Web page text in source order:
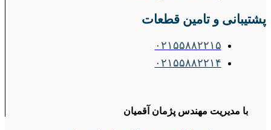
پشتیبانی و تامین قطعات
۰۲۱۵۵۸۸۲۲۱۵
۰۲۱۵۵۸۸۲۲۱۴
با مدیریت مهندس پژمان آقمیان